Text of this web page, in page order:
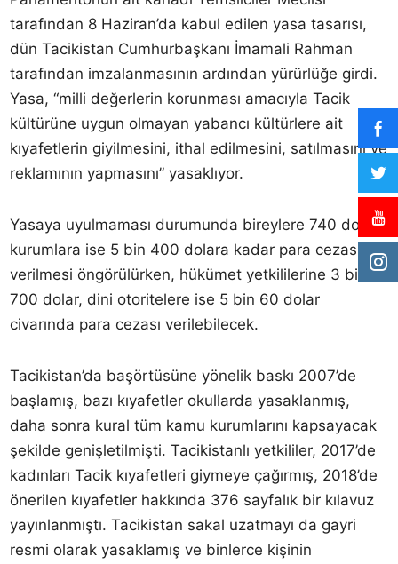
tarafından 8 Haziran’da kabul edilen yasa tasarısı,
dün Tacikistan Cumhurbaşkanı İmamali Rahman
tarafından imzalanmasının ardından yürürlüğe girdi.
Yasa, “milli değerlerin korunması amacıyla Tacik
kültürüne uygun olmayan yabancı kültürlere ait
kıyafetlerin giyilmesini, ithal edilmesini, satılmasını ve
reklamının yapmasını” yasaklıyor.
Yasaya uyulmaması durumunda bireylere 740 dolar,
kurumlara ise 5 bin 400 dolara kadar para cezası
verilmesi öngörülürken, hükümet yetkililerine 3 bin
700 dolar, dini otoritelere ise 5 bin 60 dolar
civarında para cezası verilebilecek.
Tacikistan’da başörtüsüne yönelik baskı 2007’de
başlamış, bazı kıyafetler okullarda yasaklanmış,
daha sonra kural tüm kamu kurumlarını kapsayacak
şekilde genişletilmişti. Tacikistanlı yetkililer, 2017’de
kadınları Tacik kıyafetleri giymeye çağırmış, 2018’de
önerilen kıyafetler hakkında 376 sayfalık bir kılavuz
yayınlanmıştı. Tacikistan sakal uzatmayı da gayri
resmi olarak yasaklamış ve binlerce kişinin